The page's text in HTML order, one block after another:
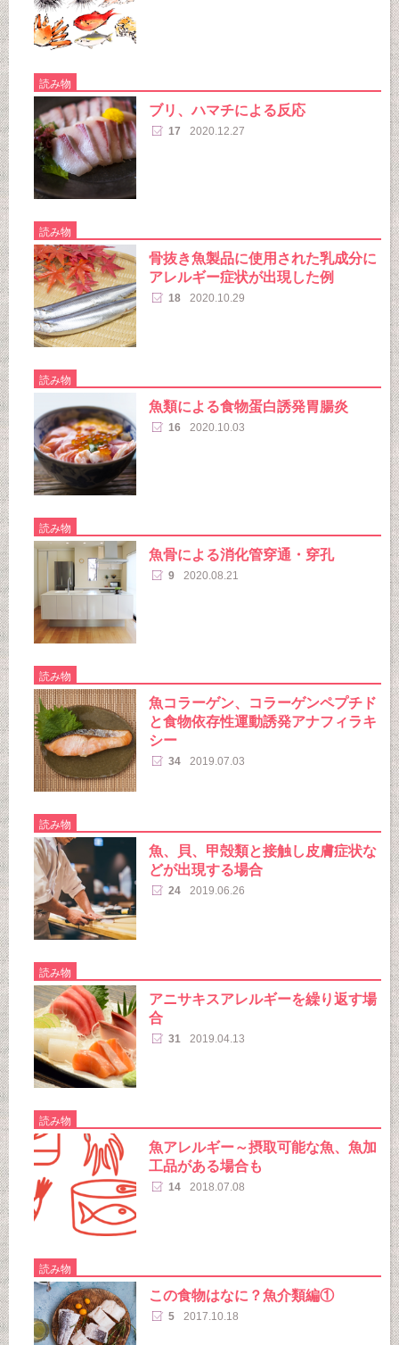
読み物
ブリ、ハマチによる反応
17 2020.12.27
読み物
骨抜き魚製品に使用された乳成分に
アレルギー症状が出現した例
18 2020.10.29
読み物
魚類による食物蛋白誘発胃腸炎
16 2020.10.03
読み物
魚骨による消化管穿通・穿孔
9 2020.08.21
読み物
魚コラーゲン、コラーゲンペプチド
と食物依存性運動誘発アナフィラキ
シー
34 2019.07.03
読み物
魚、貝、甲殻類と接触し皮膚症状な
どが出現する場合
24 2019.06.26
読み物
アニサキスアレルギーを繰り返す場
合
31 2019.04.13
読み物
魚アレルギー～摂取可能な魚、魚加
工品がある場合も
14 2018.07.08
読み物
この食物はなに？魚介類編①
5 2017.10.18